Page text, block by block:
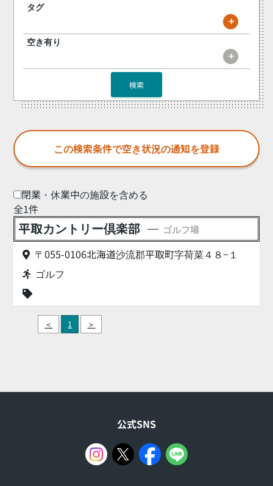
閉業・休業中の施設を含める
全1件
平取カントリー倶楽部 ゴルフ場
〒055-0106北海道沙流郡平取町字荷菜４８−１
ゴルフ
＜ 1 ＞
タグ
+
空き有り
+
検索
公式SNS